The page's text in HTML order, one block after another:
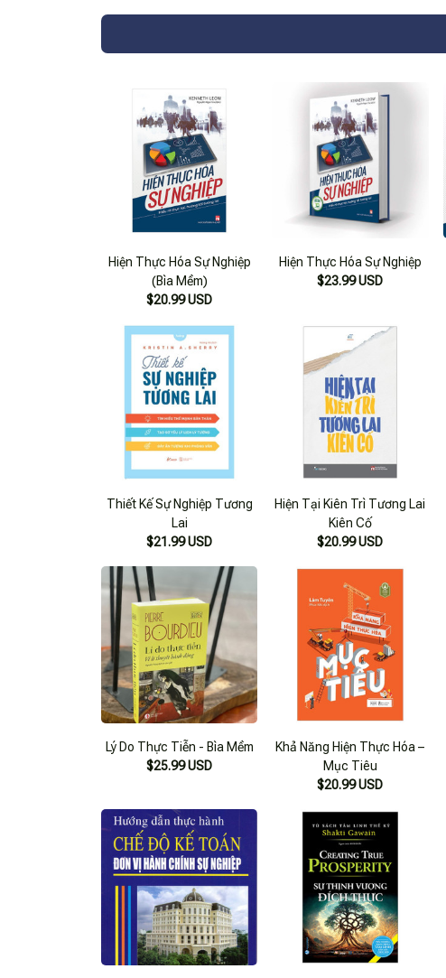
Hiện Thực Hóa Sự Nghiệp
(Bìa Mềm)
$20.99 USD
Hiện Thực Hóa Sự Nghiệp
$23.99 USD
Thiết Kế Sự Nghiệp Tương
Lai
$21.99 USD
Hiện Tại Kiên Trì Tương Lai
Kiên Cố
$20.99 USD
Lý Do Thực Tiễn - Bìa Mềm
$25.99 USD
Khả Năng Hiện Thực Hóa –
Mục Tiêu
$20.99 USD